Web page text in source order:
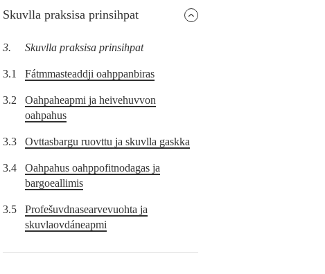
Skuvlla praksisa prinsihpat
3. Skuvlla praksisa prinsihpat
3.1 Fátmmasteaddji oahppanbiras
3.2
Oahpaheapmi ja heivehuvvon
oahpahus
3.3 Ovttasbargu ruovttu ja skuvlla gaskka
3.4
Oahpahus oahppofitnodagas ja
bargoeallimis
3.5
Profešuvdnasearvevuohta ja
skuvlaovdáneapmi